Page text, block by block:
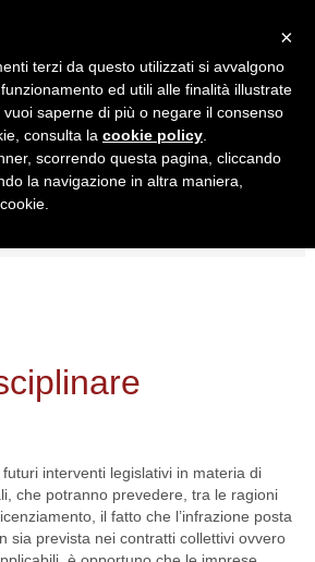
in:
il sito
interventi legislativi in materia di
che potranno prevedere, tra le ragioni
il fatto che l’infrazione posta
sia prevista nei contratti collettivi ovvero
×
terzi da questo utilizzati si avvalgono
ed utili alle finalità illustrate
vuoi saperne di più o negare il consenso
consulta la cookie policy
scorrendo questa pagina, cliccando
la navigazione in altra maniera,